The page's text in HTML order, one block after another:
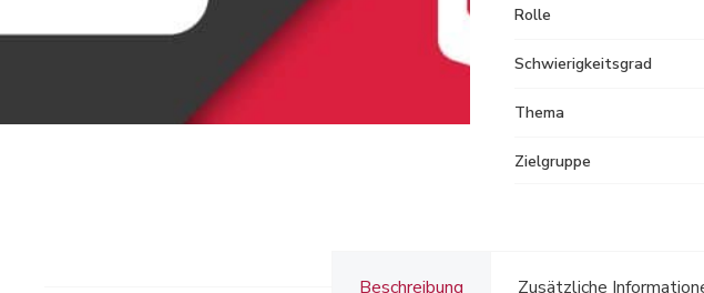
Rolle
Schwierigkeitsgrad
Thema
Zielgruppe
Beschreibung Zusätzliche